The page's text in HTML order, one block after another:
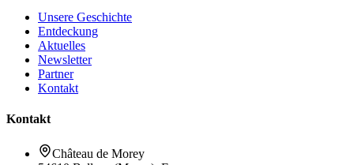
Unsere Geschichte
Entdeckung
Aktuelles
Newsletter
Partner
Kontakt
Kontakt
Château de Morey